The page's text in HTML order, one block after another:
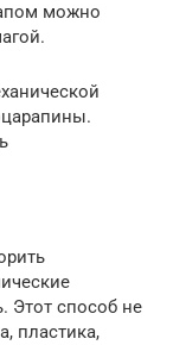
можно
Этот способ не
пластика,